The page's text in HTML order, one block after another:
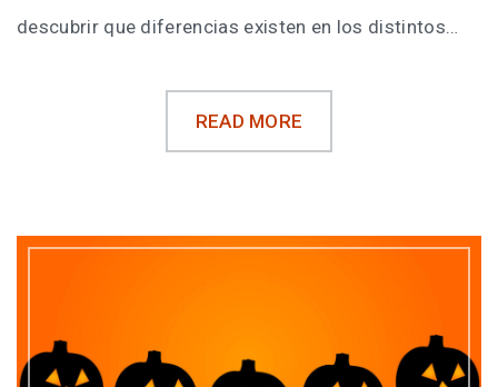
descubrir que diferencias existen en los distintos…
READ MORE